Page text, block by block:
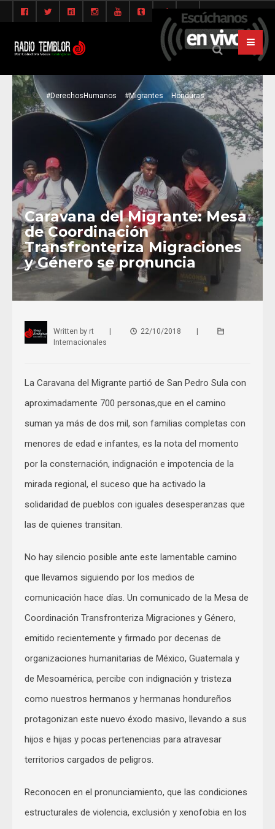
#DerechosHumanos #Migrantes Honduras
Caravana del Migrante: Mesa
de Coordinación
Transfronteriza Migraciones
y Género se pronuncia
Written by rt 22/10/2018
Internacionales
La Caravana del Migrante partió de San Pedro Sula con
aproximadamente 700 personas,que en el camino
suman ya más de dos mil, son familias completas con
menores de edad e infantes, es la nota del momento
por la consternación, indignación e impotencia de la
mirada regional, el suceso que ha activado la
solidaridad de pueblos con iguales desesperanzas que
las de quienes transitan.
No hay silencio posible ante este lamentable camino
que llevamos siguiendo por los medios de
comunicación hace días. Un comunicado de la Mesa de
Coordinación Transfronteriza Migraciones y Género,
emitido recientemente y firmado por decenas de
organizaciones humanitarias de México, Guatemala y
de Mesoamérica, percibe con indignación y tristeza
como nuestros hermanos y hermanas hondureños
protagonizan este nuevo éxodo masivo, llevando a sus
hijos e hijas y pocas pertenencias para atravesar
territorios cargados de peligros.
Reconocen en el pronunciamiento, que las condiciones
estructurales de violencia, exclusión y xenofobia en los